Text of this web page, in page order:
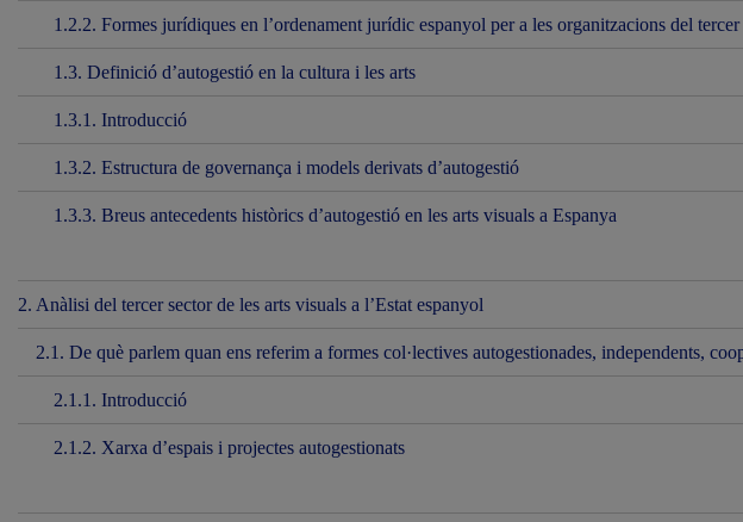
1.2.2. Formes jurídiques en l’ordenament jurídic espanyol per a les organitzacions del
1.3. Definició d’autogestió en la cultura i les arts
1.3.1. Introducció
1.3.2. Estructura de governança i models derivats d’autogestió
1.3.3. Breus antecedents històrics d’autogestió en les arts visuals a Espanya
2. Anàlisi del tercer sector de les arts visuals a l’Estat espanyol
2.1. De què parlem quan ens referim a formes col·lectives autogestionades, independents,
2.1.1. Introducció
2.1.2. Xarxa d’espais i projectes autogestionats